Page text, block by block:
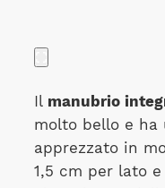
Il manubrio
molto bello e ha
apprezzato in
1,5 cm per lato